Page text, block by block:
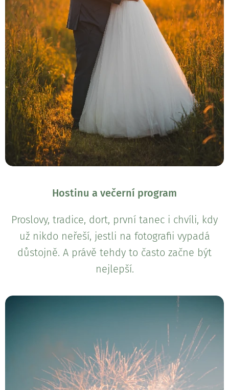
Hostinu a večerní program
Proslovy, tradice, dort, první tanec i chvíli, kdy
už nikdo neřeší, jestli na fotografii vypadá
důstojně. A právě tehdy to často začne být
nejlepší.